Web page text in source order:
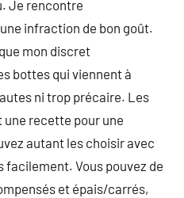
Je rencontre
infraction de bon goût.
mon discret
bottes qui viennent à
ni trop précaire. Les
une recette pour une
autant les choisir avec
facilement. Vous pouvez de
et épais/carrés,